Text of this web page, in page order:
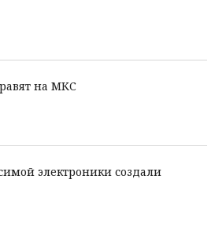
на МКС
электроники создали